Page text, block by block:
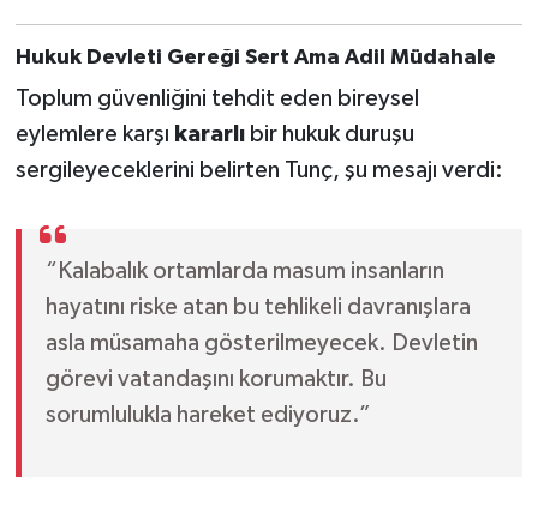
Hukuk Devleti Gereği Sert Ama Adil Müdahale
Toplum güvenliğini tehdit eden bireysel
eylemlere karşı kararlıbir hukuk duruşu
sergileyeceklerini belirten Tunç, şu mesajı verdi:
“Kalabalık ortamlarda masum insanların
hayatını riske atan bu tehlikeli davranışlara
asla müsamaha gösterilmeyecek. Devletin
görevi vatandaşını korumaktır. Bu
sorumlulukla hareket ediyoruz.”